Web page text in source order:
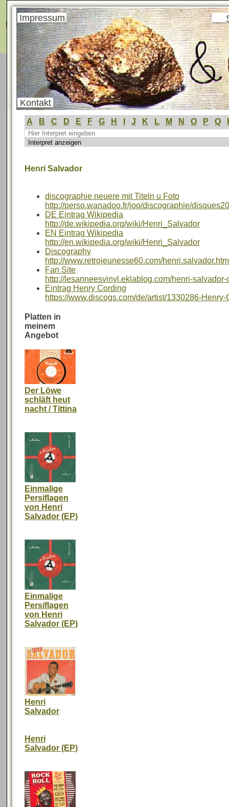
Menü
Impressum
Kontakt
A B C D E F G H J K L M N O P Q
Henri Salvador
discographie neuere mit Titeln u Foto
http://perso.wanadoo.fr/joo/discographie/
DE Eintrag Wikipedia
http://de.wikipedia.org/wiki/Henri_Salvador
EN Eintrag Wikipedia
http://en.wikipedia.org/wiki/Henri_Salvador
Discography
http://www.retrojeunesse60.com/
Fan Site
http://lesanneesvinyl.eklablog.com/henri-
Eintrag Henry Cording
https://www.discogs.com/de/artist/1330286-Henry-
Platten in
meinem
Angebot
Der Löwe
schläft heut
nacht / Tittina
Einmalige
Persiflagen
von Henri
Salvador (EP)
Einmalige
Persiflagen
von Henri
Salvador (EP)
Henri
Salvador
Henri
Salvador (EP)